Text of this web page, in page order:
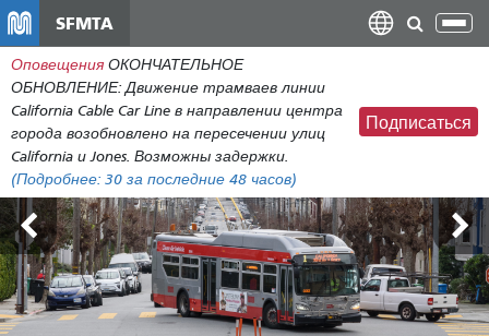
содержанию
SFMTA
Оповещения ОКОНЧАТЕЛЬНОЕ
ОБНОВЛЕНИЕ: Движение трамваев линии
California Cable Car Line в направлении центра
города возобновлено на пересечении улиц
California и Jones. Возможны задержки.
(Подробнее: 30 за последние 48 часов)
Подписаться